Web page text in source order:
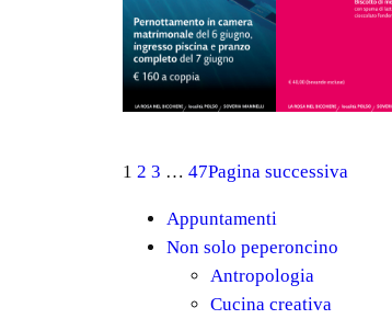
1 2 3 … 47Pagina successiva
Appuntamenti
Non solo peperoncino
Antropologia
Cucina creativa